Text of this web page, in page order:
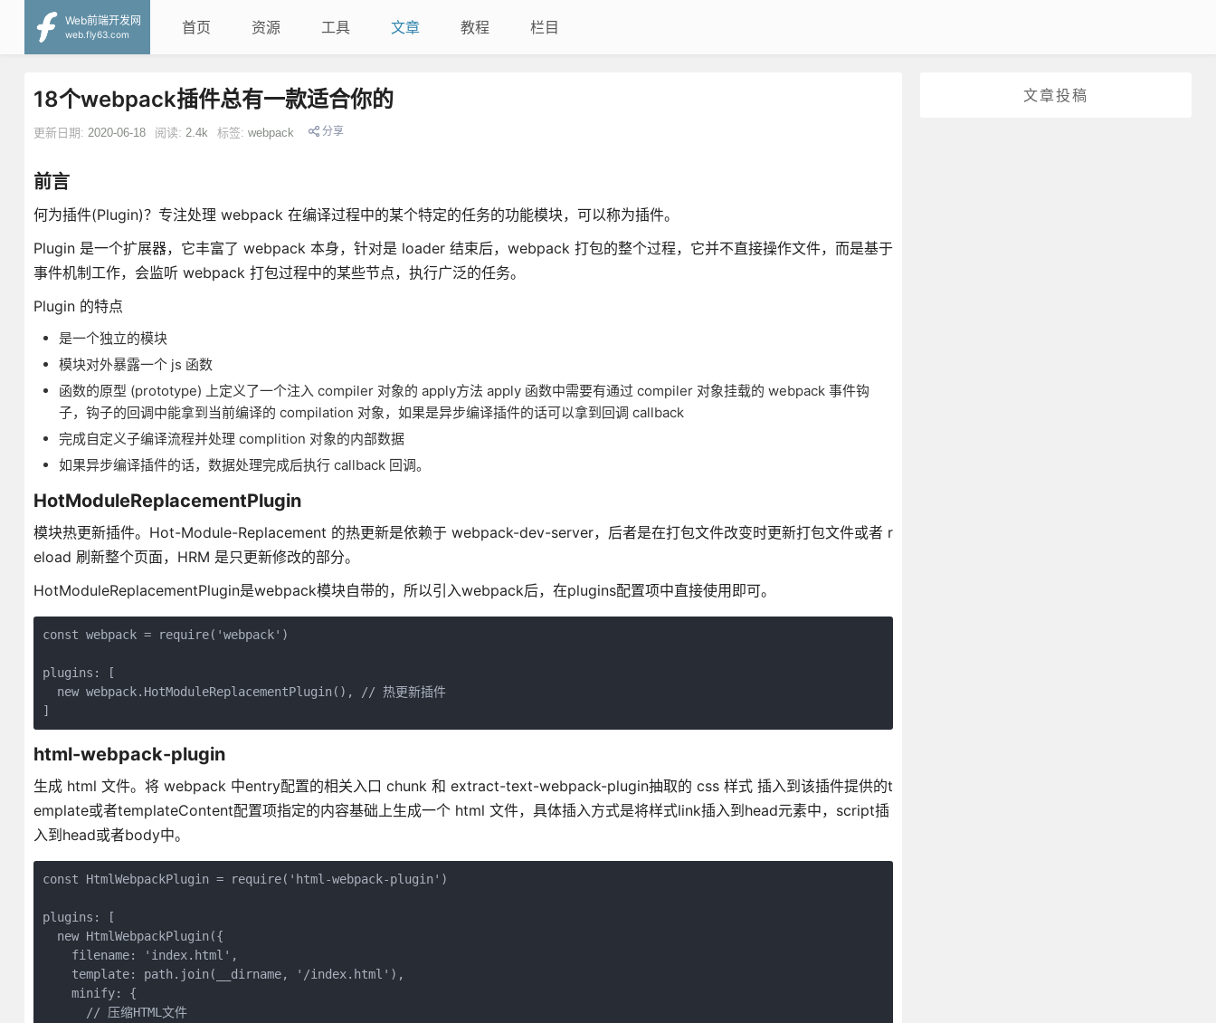
Web前端开发网
web.fly63.com
首页 资源 工具 文章 教程 栏目
文章投稿
18个webpack插件总有一款适合你的
更新日期: 2020-06-18 阅读: 2.4k 标签: webpack 分享
前言
何为插件(Plugin)？专注处理 webpack 在编译过程中的某个特定的任务的功能模块，可以称为插件。
Plugin 是一个扩展器，它丰富了 webpack 本身，针对是 loader 结束后，webpack 打包的整个过程，它并不直接操作文件，而是基于
事件机制工作，会监听 webpack 打包过程中的某些节点，执行广泛的任务。
Plugin 的特点
是一个独立的模块
模块对外暴露一个 js 函数
函数的原型 (prototype) 上定义了一个注入 compiler 对象的 apply方法 apply 函数中需要有通过 compiler 对象挂载的 webpack 事件钩
子，钩子的回调中能拿到当前编译的 compilation 对象，如果是异步编译插件的话可以拿到回调 callback
完成自定义子编译流程并处理 complition 对象的内部数据
如果异步编译插件的话，数据处理完成后执行 callback 回调。
HotModuleReplacementPlugin
模块热更新插件。Hot-Module-Replacement 的热更新是依赖于 webpack-dev-server，后者是在打包文件改变时更新打包文件或者 r
eload 刷新整个页面，HRM 是只更新修改的部分。
HotModuleReplacementPlugin是webpack模块自带的，所以引入webpack后，在plugins配置项中直接使用即可。
const webpack = require('webpack')
plugins: [
  new webpack.HotModuleReplacementPlugin(), // 热更新插件
html-webpack-plugin
生成 html 文件。将 webpack 中entry配置的相关入口 chunk 和 extract-text-webpack-plugin抽取的 css 样式 插入到该插件提供的t
emplate或者templateContent配置项指定的内容基础上生成一个 html 文件，具体插入方式是将样式link插入到head元素中，script插
入到head或者body中。
const HtmlWebpackPlugin = require('html-webpack-plugin')
plugins: [
  new HtmlWebpackPlugin({
    filename: 'index.html',
    template: path.join(__dirname, '/index.html'),
    minify: {
      // 压缩HTML文件